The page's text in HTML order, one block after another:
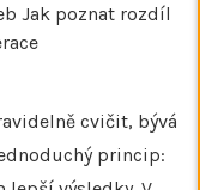
Jak poznat rozdíl
cvičit, bývá
princip: